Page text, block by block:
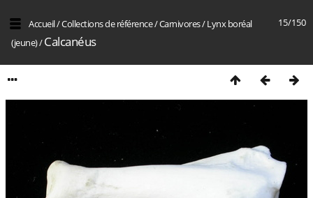
15/150
Accueil/Collections de référence/Carnivores/Lynx boréal
(jeune)/Calcanéus